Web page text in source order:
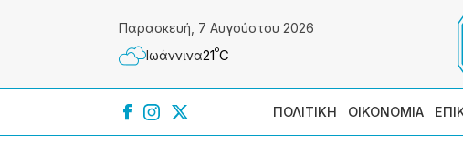
Παρασκευή, 7 Αυγούστου 2026
Ιωάννɩνα21ºC
ΠΟΛΙΤΙΚΗ ΟΙΚΟΝΟΜΙΑ